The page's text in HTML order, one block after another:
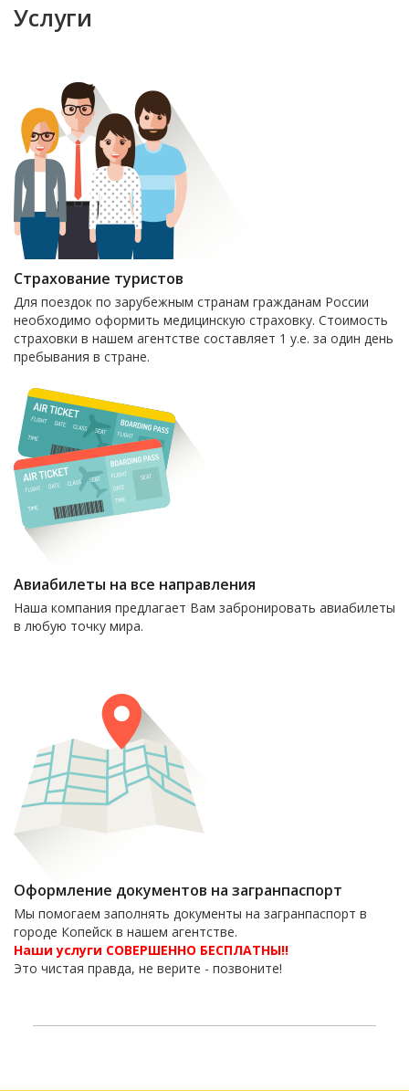
Услуги
Страхование туристов
Для поездок по зарубежным странам гражданам России
необходимо оформить медицинскую страховку. Стоимость
страховки в нашем агентстве составляет 1 у.е. за один день
пребывания в стране.
Авиабилеты на все направления
Наша компания предлагает Вам забронировать авиабилеты
в любую точку мира.
Оформление документов на загранпаспорт
Мы помогаем заполнять документы на загранпаспорт в
городе Копейск в нашем агентстве.
Наши услуги СОВЕРШЕННО БЕСПЛАТНЫ!!
Это чистая правда, не верите - позвоните!